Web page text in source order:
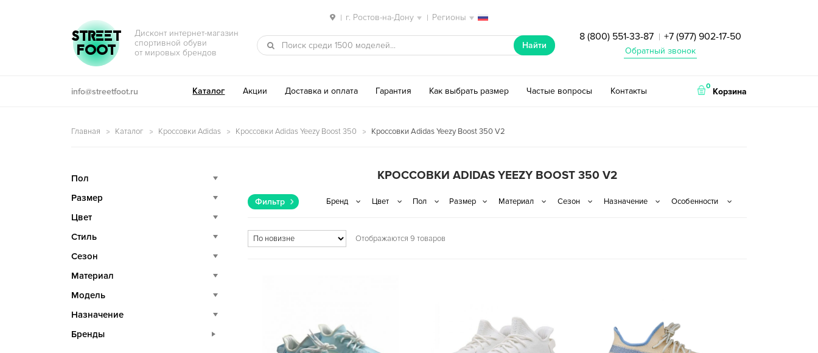
| г. Ростов-на-Дону | Регионы
Перейти к навигации
Перейти к содержимому
STREET
FOOT
Дисконт интернет-магазин
спортивной обуви
от мировых брендов
Найти
8 (800) 551-33-87 | +7 (977) 902-17-50
Обратный звонок
info@streetfoot.ru Каталог Акции Доставка и оплата Гарантия Как выбрать размер Частые вопросы Контакты 0
Корзина
Главная Каталог Кроссовки Adidas Кроссовки Adidas Yeezy Boost 350 Кроссовки Adidas Yeezy Boost 350 V2
КРОССОВКИ ADIDAS YEEZY BOOST 350 V2
Фильтр
Отображаются 9 товаров
Пол
Размер
Цвет
Стиль
Сезон
Материал
Модель
Назначение
Бренды